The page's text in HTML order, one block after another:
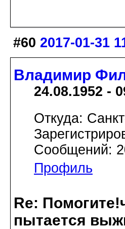
#60 2017-01-31
Владимир
24.08.1952 -
Откуда:
Сообщений:
Профиль
Re:
пытается